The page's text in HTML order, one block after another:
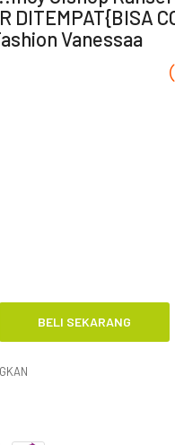
DITEMPAT{BISA
Vanessaa